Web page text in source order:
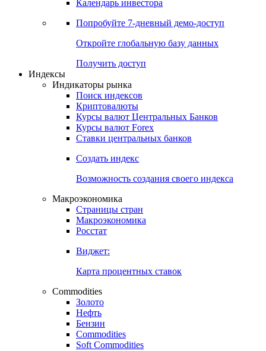
Календарь инвестора
Попробуйте 7-дневный демо-доступ
Откройте глобальную базу данных
Получить доступ
Индексы
Индикаторы рынка
Поиск индексов
Криптовалюты
Курсы валют Центральных Банков
Курсы валют Forex
Ставки центральных банков
Создать индекс
Возможность создания своего индекса
Макроэкономика
Страницы стран
Макроэкономика
Росстат
Виджет:
Карта процентных ставок
Commodities
Золото
Нефть
Бензин
Commodities
Soft Commodities